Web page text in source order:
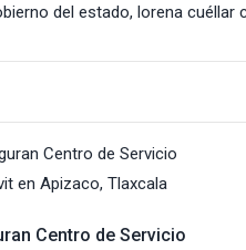
del estado, lorena cuéllar
Centro de Servicio